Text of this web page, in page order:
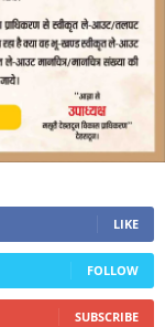
LIKE
FOLLOW
SUBSCRIBE